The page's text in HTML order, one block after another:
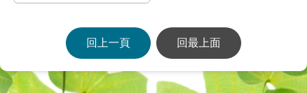
回上一頁 回最上面